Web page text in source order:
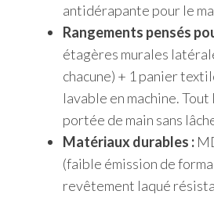
antidérapante pour le
Rangements pensés
étagères murales
chacune) + 1 panier
lavable en machine.
portée de main sans
Matériaux durables :
(faible émission de
revêtement laqué